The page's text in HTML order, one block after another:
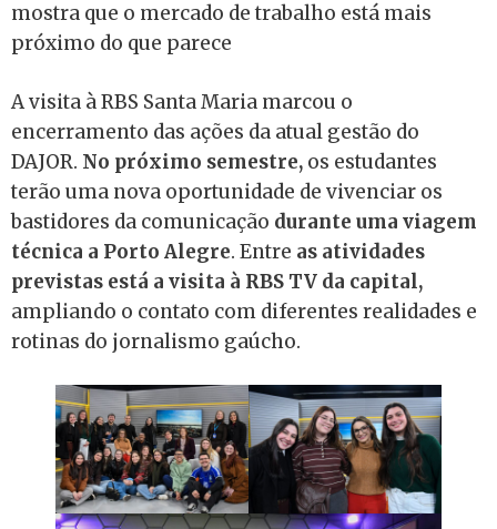
mostra que o mercado de trabalho está mais
próximo do que parece
A visita à RBS Santa Maria marcou o
encerramento das ações da atual gestão do
DAJOR. No próximo semestre, os estudantes
terão uma nova oportunidade de vivenciar os
bastidores da comunicação durante uma viagem
técnica a Porto Alegre. Entre as atividades
previstas está a visita à RBS TV da capital,
ampliando o contato com diferentes realidades e
rotinas do jornalismo gaúcho.